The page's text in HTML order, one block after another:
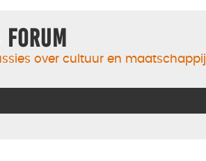
over cultuur en maatschappij